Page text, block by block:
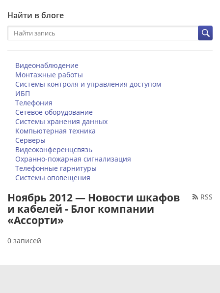
Найти в блоге
Видеонаблюдение
Монтажные работы
Системы контроля и управления доступом
ИБП
Телефония
Сетевое оборудование
Системы хранения данных
Компьютерная техника
Серверы
Видеоконференцсвязь
Охранно-пожарная сигнализация
Телефонные гарнитуры
Системы оповещения
RSS
Ноябрь 2012 — Новости шкафов
и кабелей - Блог компании
«Ассорти»
0 записей